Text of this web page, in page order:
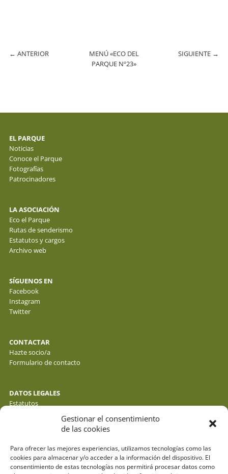
Gestionar el consentimiento
de las cookies
Para ofrecer las mejores experiencias, utilizamos tecnologías como las
cookies para almacenar y/o acceder a la información del dispositivo. El
consentimiento de estas tecnologías nos permitirá procesar datos como
← ANTERIOR
MENÚ «ECO DEL
PARQUE Nº23»
SIGUIENTE →
EL PARQUE
Noticias
Conoce el Parque
Fotografías
Patrocinadores
LA ASOCIACIÓN
Eco el Parque
Rutas de senderismo
Estatutos y cargos
Archivo web
SÍGUENOS EN
Facebook
Instagram
Twitter
CONTACTAR
Hazte socio/a
Formulario de contacto
DATOS LEGALES
Estatutos
Política de cookies